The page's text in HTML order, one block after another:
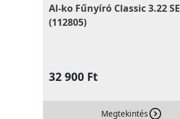
Al-ko Fűnyíró Classic 3.22 SE
(112805)
32 900 Ft
Megtekintés